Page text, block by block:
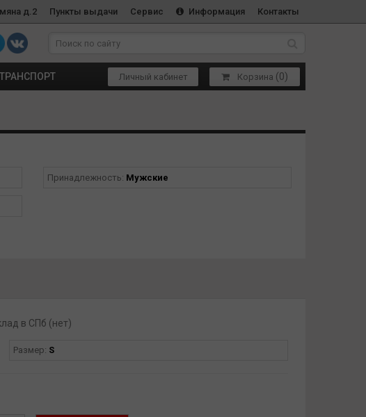
д.2 Пункты выдачи Сервис Информация Контакты
Личный кабинет Корзина (0)
Принадлежность: Мужские
в СПб (нет)
Размер: S